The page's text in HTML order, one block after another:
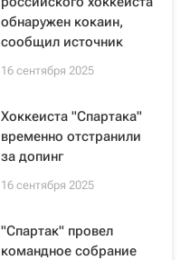
обнаружен кокаин,
сообщил источник
16 сентября 2025
Хоккеиста "Спартака"
временно отстранили
за допинг
16 сентября 2025
"Спартак" провел
командное собрание